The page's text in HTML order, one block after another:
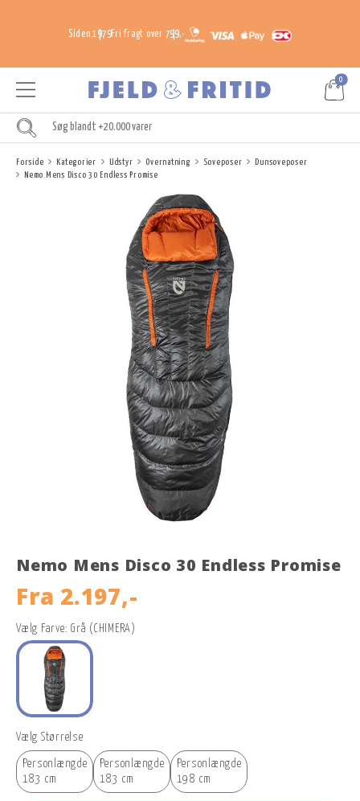
Siden 1979Fri fragt over 799,-
0
Forside Kategorier Udstyr Overnatning Soveposer
Dunsoveposer
Nemo Mens Disco 30 Endless Promise
Nemo Mens Disco 30 Endless Promise
Fra 2.197,-
Vælg Farve: Grå (CHIMERA)
Vælg Størrelse
Personlængde
183 cm
Personlængde
183 cm
Personlængde
198 cm